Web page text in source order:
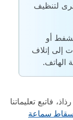
لتنظيف
أو
إلى إتلاف
الهاتف.
فاتبع تعليماتنا
سماعة